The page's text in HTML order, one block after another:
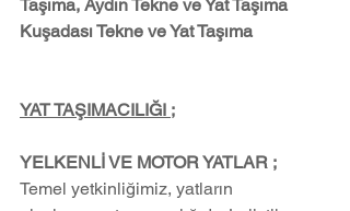
Taşıma, Aydın Tekne ve Yat Taşıma
Kuşadası Tekne ve Yat Taşıma
YAT TAŞIMACILIĞI ;
YELKENLİ VE MOTOR YATLAR ;
Temel yetkinliğimiz, yatların